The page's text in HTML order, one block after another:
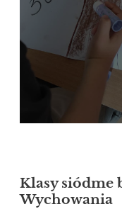
Klasy siódme
Wychowania